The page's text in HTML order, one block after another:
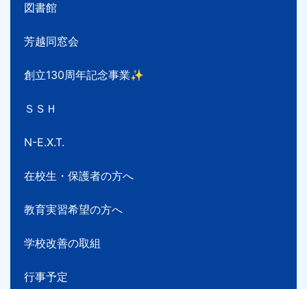
図書館
芳越同窓会
創立130周年記念事業✨
ＳＳＨ
N-E.X.T.
在校生・保護者の方へ
教育実習希望の方へ
学校改善の取組
行事予定